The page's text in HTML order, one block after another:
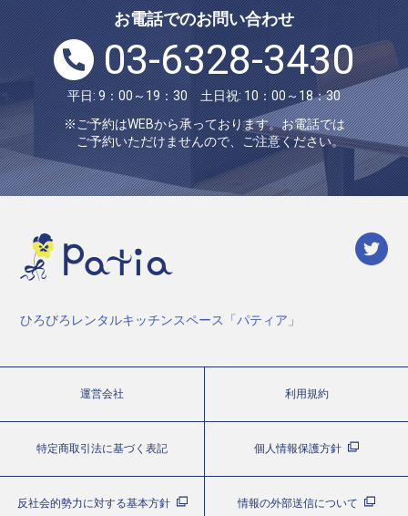
お電話でのお問い合わせ
03-6328-3430
平日: 9：00～19：30 土日祝: 10：00～18：30
※ご予約はWEBから承っております。お電話では
ご予約いただけませんので、ご注意ください。
ひろびろレンタルキッチンスペース「パティア」
運営会社 利用規約
特定商取引法に基づく表記 個人情報保護方針
反社会的勢力に対する基本方針 情報の外部送信について